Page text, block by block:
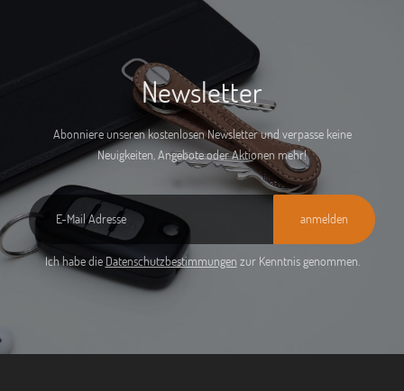
Newsletter
Abonniere unseren kostenlosen Newsletter und verpasse keine
Neuigkeiten, Angebote oder Aktionen mehr!
anmelden
Ich habe die Datenschutzbestimmungen zur Kenntnis genommen.